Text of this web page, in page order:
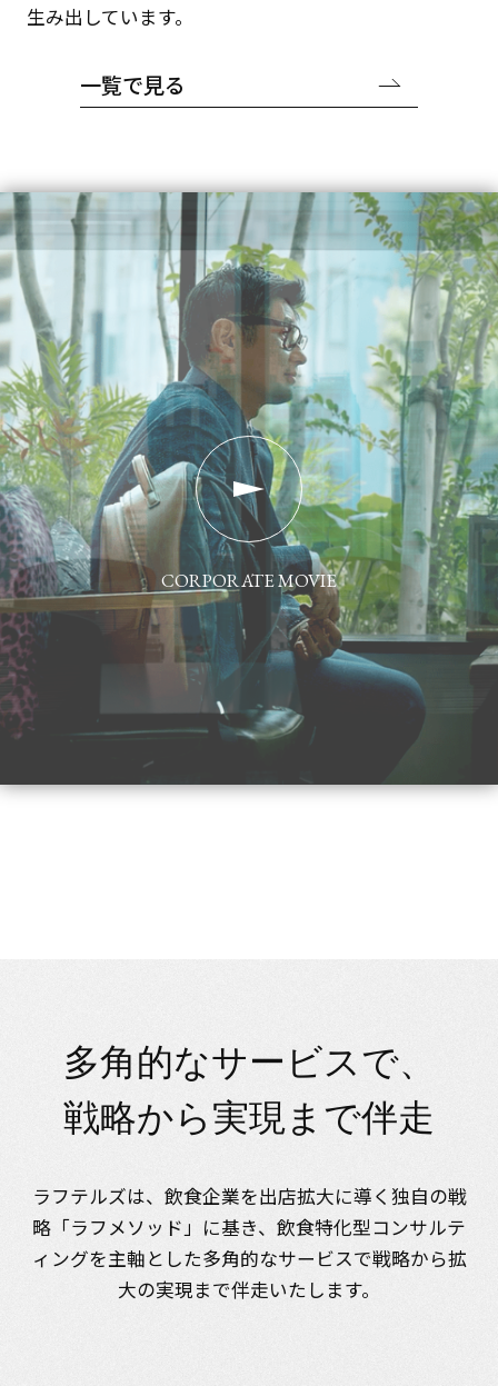
生み出しています。
一覧で見る
CORPORATE MOVIE
多角的なサー ビスで、
戦略から実現ま で伴走
ラフテルズは、飲食企業を出店拡大に導く独自の戦
略「ラフメソッド」に基き、 飲食特化型コンサルテ
ィングを主軸とした多角的なサービスで戦略から拡
大の実現まで伴走いたします。